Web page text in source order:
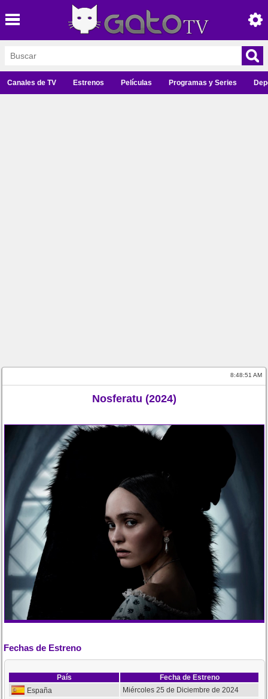
Canales de TV Estrenos Películas Programas y Series
8:48:52 AM
Nosferatu (2024)
Fechas de Estreno
País
Fecha de Estreno
España
Miércoles 25 de Diciembre de 2024